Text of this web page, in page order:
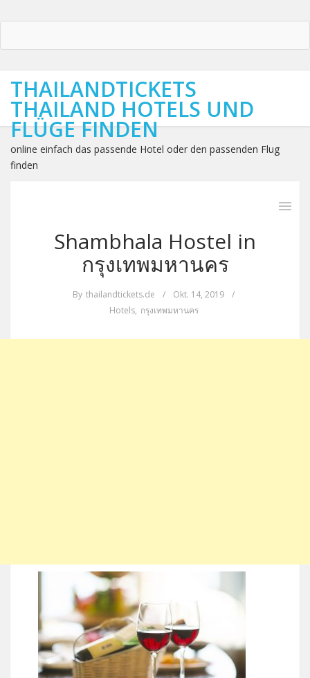
THAILANDTICKETS
THAILAND HOTELS UND
FLÜGE FINDEN
online einfach das passende Hotel oder den passenden Flug
finden
Shambhala Hostel in
กรุงเทพมหานคร
By thailandtickets.de / Okt. 14, 2019
/
Hotels, กรุงเทพมหานคร